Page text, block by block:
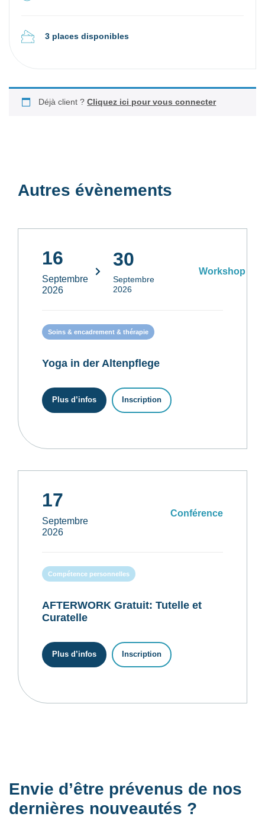
3 places disponibles
Déjà client ?Cliquez ici pour vous connecter
Autres évènements
16
Septembre
2026
30
Septembre
2026
Workshop
Soins & encadrement & thérapie
Yoga in der Altenpflege
Plus d’infos Inscription
17
Septembre
2026
Conférence
Compétence personnelles
AFTERWORK Gratuit: Tutelle et
Curatelle
Plus d’infos Inscription
Envie d’être prévenus de nos
dernières nouveautés ?